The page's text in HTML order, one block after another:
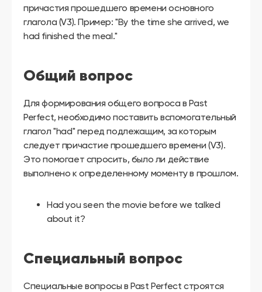
Помочь
Добавить
причастия прошедшего времени основного
глагола (V3). Пример: "By the time she arrived, we
had finished the meal."
Общий вопрос
Для формирования общего вопроса в Past
Perfect, необходимо поставить вспомогательный
глагол "had" перед подлежащим, за которым
следует причастие прошедшего времени (V3).
Это помогает спросить, было ли действие
выполнено к определенному моменту в прошлом.
Had you seen the movie before we talked
about it?
Специальный вопрос
Специальные вопросы в Past Perfect строятся